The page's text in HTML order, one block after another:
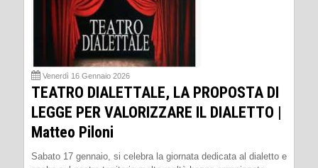
Venerdì 16 Gennaio 2026
TEATRO DIALETTALE, LA PROPOSTA DI
LEGGE PER VALORIZZARE IL DIALETTO |
Matteo Piloni
Sabato 17 gennaio, si celebra la giornata dedicata al dialetto e